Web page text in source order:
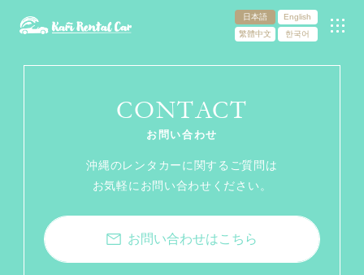
日本語
English
繁體中文
한국어
CONTACT
お問い合わせ
沖縄のレンタカーに関するご質問は
お気軽にお問い合わせください。
お問い合わせはこちら